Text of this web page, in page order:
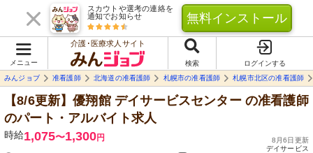
スカウトや選考の連絡を
通知でお知らせ
無料インストール
メニュー
介護･医療求人サイト
検索
ログインする
みんジョブ
准看護師 北海道の准看護師 札幌市の准看護師 札幌市北区の准看護師
【8/6更新】優翔館 デイサービスセンターの准看護師
のパート・アルバイト求人
時給1,075〜1,300円
8月6日更新
デイサービス